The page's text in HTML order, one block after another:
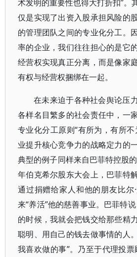
术发明的重要性也得大打折扣”。
仅是实现了出资入股承担风险的
的管理团队之间的专业化分工。
率的企业，我们往往担心的是它
经营权实现真正分离，而是像家
有权与经营权捆绑在一起。
在未来迫于各种社会舆论压
各样名目繁多的社会责任中，一
专业化分工原则“有所为，有所
业提升核心竞争力的战略定力的
典型的例子同样来自巴菲特控股
年伯克希尔股东大会上，巴菲特
通过捐赠给家人和他的朋友比尔
来“养活”他的慈善事业。巴菲特
的时候，我就会把钱交给那些精
聪明、用自己的钱去做事情的人
我喜欢做的事”。乃至于代理投